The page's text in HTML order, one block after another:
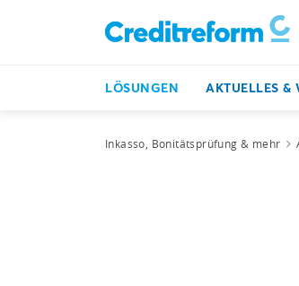
LÖSUNGEN AKTUELLES &
Inkasso, Bonitätsprüfung & mehr